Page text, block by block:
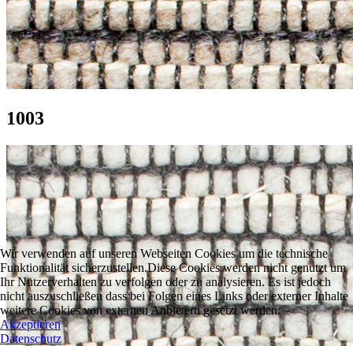
1003
Wir verwenden auf unseren Webseiten Cookies um die technische
Funktionalität sicherzustellen.Diese Cookies werden nicht genutzt um
Ihr Nutzerverhalten zu verfolgen oder zu analysieren. Es ist jedoch
nicht auszuschließen dass bei Folgen eines Links oder externer Inhalte
weitere Cookies von externen Anbietern gesetzt werden.
Akzeptieren
Datenschutz